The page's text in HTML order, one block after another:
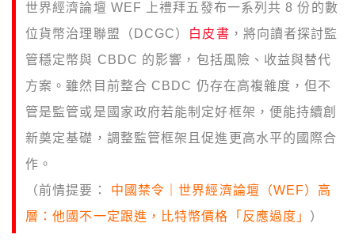
世界經濟論壇 WEF 上禮拜五發布一系列共 8 份的數
位貨幣治理聯盟（DCGC） 白皮書 ，將向讀者探討監
管穩定幣與 CBDC 的影響，包括風險、收益與替代
方案。雖然目前整合 CBDC 仍存在高複雜度，但不
管是監管或是國家政府若能制定好框架，便能持續創
新奠定基礎，調整監管框架且促進更高水平的國際合
作。
（前情提要： 中國禁令｜世界經濟論壇（WEF）高
層：他國不一定跟進，比特幣價格「反應過度」 ）